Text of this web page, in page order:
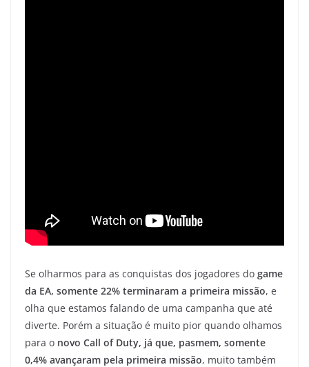
Se olharmos para as conquistas dos jogadores do game
da EA, somente 22% terminaram a primeira missão, e
olha que estamos falando de uma campanha que até
diverte. Porém a situação é muito pior quando olhamos
para o novo Call of Duty, já que, pasmem, somente
0,4% avançaram pela primeira missão, muito também